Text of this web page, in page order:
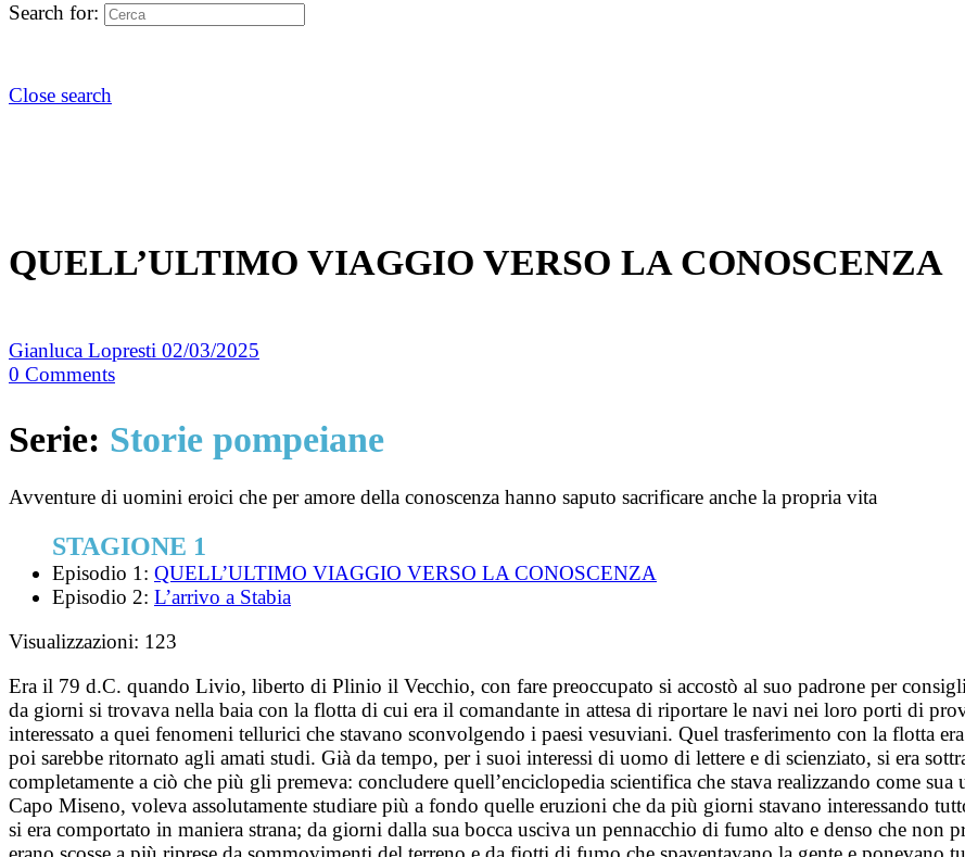
Search for:
Close search
QUELL’ULTIMO VIAGGIO VERSO LA CONOSCENZA
Gianluca Lopresti 02/03/2025
0 Comments
Serie: Storie pompeiane
Avventure di uomini eroici che per amore della conoscenza hanno saputo sacrificare anche la propria vita
STAGIONE 1
Episodio 1: QUELL’ULTIMO VIAGGIO VERSO LA CONOSCENZA
Episodio 2: L’arrivo a Stabia
Visualizzazioni: 123
Era il 79 d.C. quando Livio, liberto di Plinio il Vecchio, con fare preoccupato si accostò al suo padrone per
da giorni si trovava nella baia con la flotta di cui era il comandante in attesa di riportare le navi nei loro porti di
interessato a quei fenomeni tellurici che stavano sconvolgendo i paesi vesuviani. Quel trasferimento con la flotta
poi sarebbe ritornato agli amati studi. Già da tempo, per i suoi interessi di uomo di lettere e di scienziato, si era
completamente a ciò che più gli premeva: concludere quell’enciclopedia scientifica che stava realizzando come
Capo Miseno, voleva assolutamente studiare più a fondo quelle eruzioni che da più giorni stavano interessando
si era comportato in maniera strana; da giorni dalla sua bocca usciva un pennacchio di fumo alto e denso che